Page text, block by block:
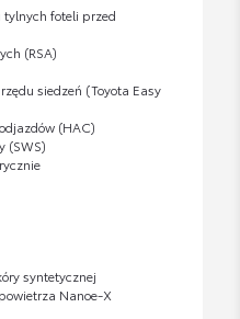
foteli przed
(RSA)
siedzeń (Toyota Easy
(HAC)
(SWS)
syntetycznej
Nanoe-X